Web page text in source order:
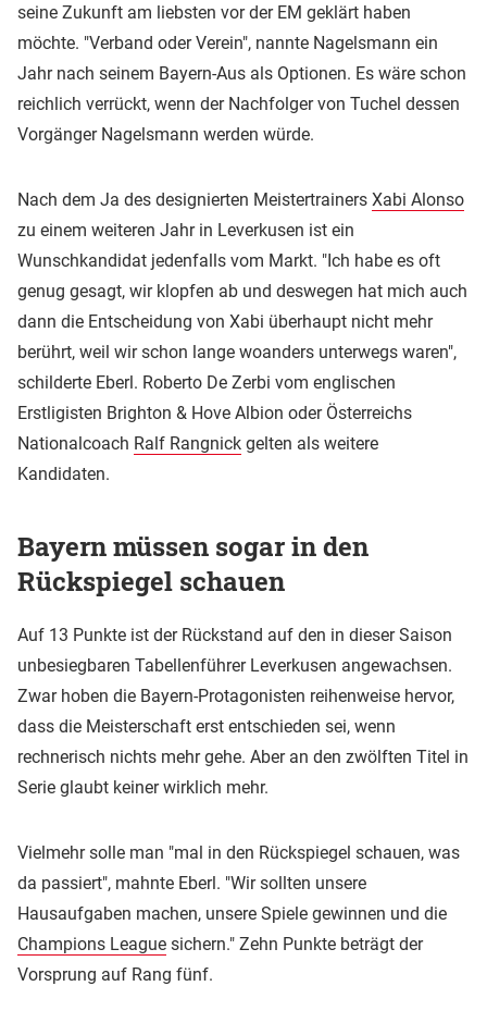
seine Zukunft am liebsten vor der EM geklärt haben
möchte. "Verband oder Verein", nannte Nagelsmann ein
Jahr nach seinem Bayern-Aus als Optionen. Es wäre schon
reichlich verrückt, wenn der Nachfolger von Tuchel dessen
Vorgänger Nagelsmann werden würde.
Nach dem Ja des designierten Meistertrainers Xabi Alonso
zu einem weiteren Jahr in Leverkusen ist ein
Wunschkandidat jedenfalls vom Markt. "Ich habe es oft
genug gesagt, wir klopfen ab und deswegen hat mich auch
dann die Entscheidung von Xabi überhaupt nicht mehr
berührt, weil wir schon lange woanders unterwegs waren",
schilderte Eberl. Roberto De Zerbi vom englischen
Erstligisten Brighton & Hove Albion oder Österreichs
Nationalcoach Ralf Rangnick gelten als weitere
Kandidaten.
Bayern müssen sogar in den
Rückspiegel schauen
Auf 13 Punkte ist der Rückstand auf den in dieser Saison
unbesiegbaren Tabellenführer Leverkusen angewachsen.
Zwar hoben die Bayern-Protagonisten reihenweise hervor,
dass die Meisterschaft erst entschieden sei, wenn
rechnerisch nichts mehr gehe. Aber an den zwölften Titel in
Serie glaubt keiner wirklich mehr.
Vielmehr solle man "mal in den Rückspiegel schauen, was
da passiert", mahnte Eberl. "Wir sollten unsere
Hausaufgaben machen, unsere Spiele gewinnen und die
Champions League sichern." Zehn Punkte beträgt der
Vorsprung auf Rang fünf.